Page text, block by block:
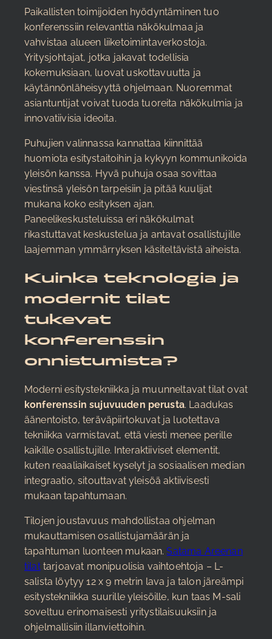
Paikallisten toimijoiden hyödyntäminen tuo
konferenssiin relevanttia näkökulmaa ja
vahvistaa alueen liiketoimintaverkostoja.
Yritysjohtajat, jotka jakavat todellisia
kokemuksiaan, luovat uskottavuutta ja
käytännönläheisyyttä ohjelmaan. Nuoremmat
asiantuntijat voivat tuoda tuoreita näkökulmia ja
innovatiivisia ideoita.
Puhujien valinnassa kannattaa kiinnittää
huomiota esitystaitoihin ja kykyyn kommunikoida
yleisön kanssa. Hyvä puhuja osaa sovittaa
viestinsä yleisön tarpeisiin ja pitää kuulijat
mukana koko esityksen ajan.
Paneelikeskusteluissa eri näkökulmat
rikastuttavat keskustelua ja antavat osallistujille
laajemman ymmärryksen käsiteltävistä aiheista.
Kuinka teknologia ja
modernit tilat
tukevat
konferenssin
onnistumista?
Moderni esitystekniikka ja muunneltavat tilat ovat
konferenssin sujuvuuden perusta. Laadukas
äänentoisto, teräväpiirtokuvat ja luotettava
tekniikka varmistavat, että viesti menee perille
kaikille osallistujille. Interaktiiviset elementit,
kuten reaaliaikaiset kyselyt ja sosiaalisen median
integraatio, sitouttavat yleisöä aktiivisesti
mukaan tapahtumaan.
Tilojen joustavuus mahdollistaa ohjelman
mukauttamisen osallistujamäärän ja
tapahtuman luonteen mukaan.Satama Areenan
tilattarjoavat monipuolisia vaihtoehtoja – L-
salista löytyy 12 x 9 metrin lava ja talon järeämpi
esitystekniikka suurille yleisöille, kun taas M-sali
soveltuu erinomaisesti yritystilaisuuksiin ja
ohjelmallisiin illanviettoihin.